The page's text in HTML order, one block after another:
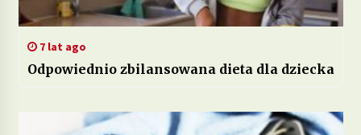
7 lat ago
Odpowiednio zbilansowana dieta dla dziecka